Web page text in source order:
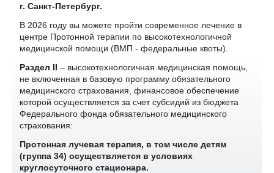
г. Санкт-Петербург.
В 2026 году вы можете пройти современное лечение в
центре Протонной терапии по высокотехнологичной
медицинской помощи (ВМП - федеральные квоты).
Раздел II– высокотехнологичная медицинская помощь,
не включенная в базовую программу обязательного
медицинского страхования, финансовое обеспечение
которой осуществляется за счет субсидий из бюджета
Федерального фонда обязательного медицинского
страхования:
Протонная лучевая терапия, в том числе детям
(группа 34) осуществляется в условиях
круглосуточного стационара.